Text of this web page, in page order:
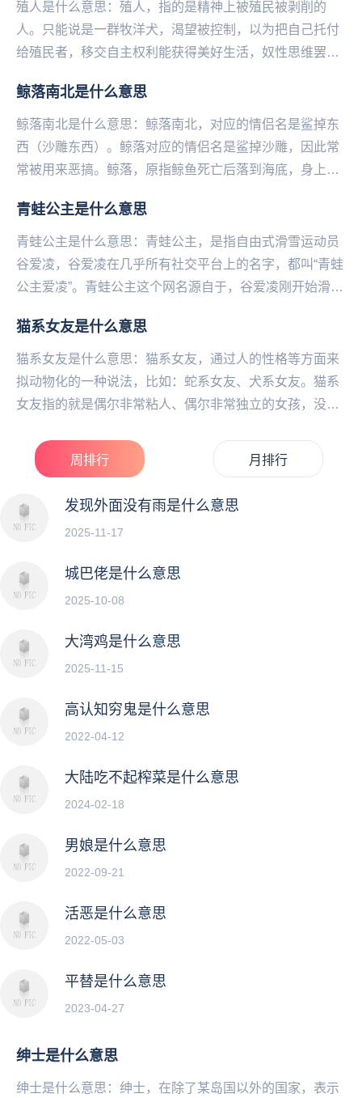
殖人是什么意思：殖人，指的是‌‌‌‌‌‌‌‌‌‌精神上被殖民被剥削的
人。只能说是一群牧洋犬，渴望被控制，以为把自己托付
给殖民者，移交自主权利能获得美好生活，奴性思维罢
鲸落南北是什么意思
鲸落南北是什么意思：鲸落南北，对应的情侣名是鲨掉东
西（沙雕东西）。鲸落对应的情侣名是鲨掉沙雕，因此常
常被用来恶搞。鲸落，原指鲸鱼死亡后落到海底，身上自
落。...
青蛙公主是什么意思
青蛙公主是什么意思：青蛙公主，是指自由式滑雪运动员
谷爱凌，谷爱凌在几乎所有社交平台上的名字，都叫“青蛙
公主爱凌”。青蛙公主这个网名源自于，谷爱凌刚开始滑雪
猫系女友是什么意思
猫系女友是什么意思：猫系女友，通过人‌‌‌‌‌‌‌‌‌‌‌‌的性格等方面来
拟动物化的一种说法，比如：蛇系女友、犬系女友。猫系
女友指的就是偶尔非常粘人、偶尔非常独立的女孩，没有
周排行 月排行
发现外面没有雨是什么意思
2025-11-17
城巴佬是什么意思
2025-10-08
大湾鸡是什么意思
2025-11-15
高认知穷鬼是什么意思
2022-04-12
大陆吃不起榨菜是什么意思
2024-02-18
男娘是什么意思
2022-09-21
活恶是什么意思
2022-05-03
平替是什么意思
2023-04-27
绅士是什么意思
绅士是什么意思：绅士，在除了某岛国以外的国家，表示